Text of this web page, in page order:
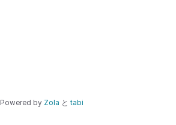
Powered by Zola と tabi